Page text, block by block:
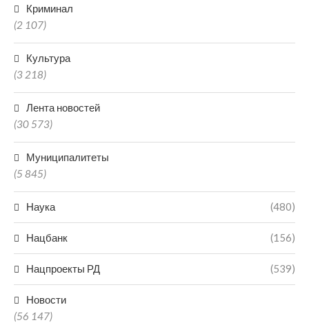
Криминал
(2 107)
Культура
(3 218)
Лента новостей
(30 573)
Муниципалитеты
(5 845)
Наука (480)
Нацбанк (156)
Нацпроекты РД (539)
Новости
(56 147)